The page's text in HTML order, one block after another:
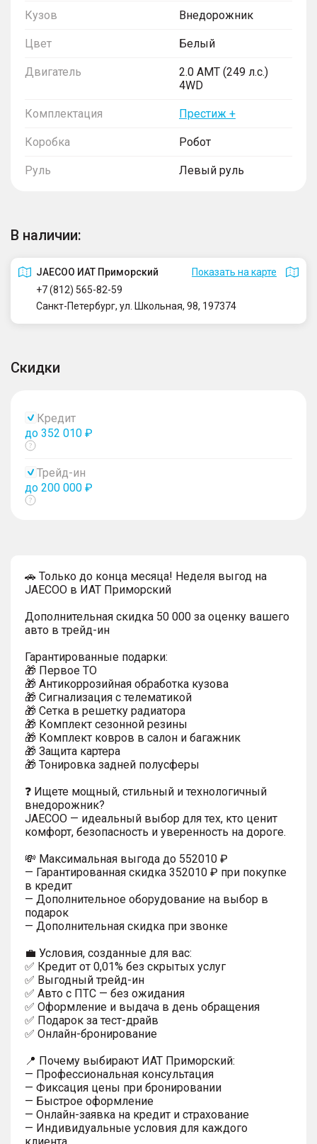
Кузов Внедорожник
Цвет Белый
Двигатель
2.0 AMT (249 л.с.)
4WD
Комплектация Престиж +
Коробка Робот
Руль Левый руль
В наличии:
JAECOO ИАТ Приморский
Показать на карте
+7 (812) 565-82-59
Санкт-Петербург, ул. Школьная, 98, 197374
Скидки
Кредит
до 352 010 ₽
Показать
Трейд-ин
до 200 000 ₽
Показать
🚗 Только до конца месяца! Неделя выгод на
JAECOO в ИАТ Приморский
Дополнительная скидка 50 000 за оценку вашего
авто в трейд-ин
Гарантированные подарки:
🎁 Первое ТО
🎁 Антикоррозийная обработка кузова
🎁 Сигнализация с телематикой
🎁 Сетка в решетку радиатора
🎁 Комплект сезонной резины
🎁 Комплект ковров в салон и багажник
🎁 Защита картера
🎁 Тонировка задней полусферы
❓ Ищете мощный, стильный и технологичный
внедорожник?
JAECOO — идеальный выбор для тех, кто ценит
комфорт, безопасность и уверенность на дороге.
💸 Максимальная выгода до 552010 ₽
— Гарантированная скидка 352010 ₽ при покупке
в кредит
— Дополнительное оборудование на выбор в
подарок
— Дополнительная скидка при звонке
💼 Условия, созданные для вас:
✅ Кредит от 0,01% без скрытых услуг
✅ Выгодный трейд-ин
✅ Авто с ПТС — без ожидания
✅ Оформление и выдача в день обращения
✅ Подарок за тест-драйв
✅ Онлайн-бронирование
📍 Почему выбирают ИАТ Приморский:
— Профессиональная консультация
— Фиксация цены при бронировании
— Быстрое оформление
— Онлайн-заявка на кредит и страхование
— Индивидуальные условия для каждого
клиента